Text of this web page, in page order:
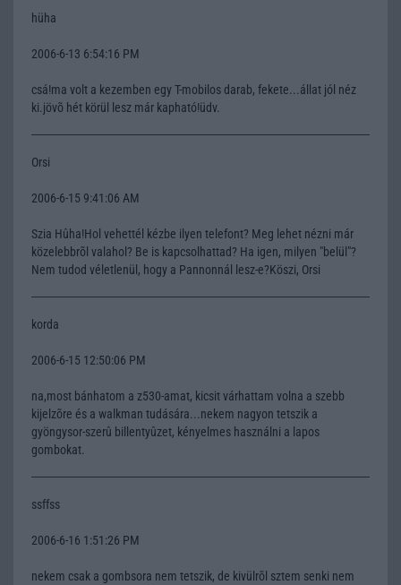
hüha
2006-6-13 6:54:16 PM
csá!ma volt a kezemben egy T-mobilos darab, fekete...állat jól néz
ki.jövõ hét körül lesz már kapható!üdv.
Orsi
2006-6-15 9:41:06 AM
Szia Hûha!Hol vehettél kézbe ilyen telefont? Meg lehet nézni már
közelebbrõl valahol? Be is kapcsolhattad? Ha igen, milyen "belül"?
Nem tudod véletlenül, hogy a Pannonnál lesz-e?Köszi, Orsi
korda
2006-6-15 12:50:06 PM
na,most bánhatom a z530-amat, kicsit várhattam volna a szebb
kijelzõre és a walkman tudására...nekem nagyon tetszik a
gyöngysor-szerû billentyûzet, kényelmes használni a lapos
gombokat.
ssffss
2006-6-16 1:51:26 PM
nekem csak a gombsora nem tetszik, de kivülrõl sztem senki nem